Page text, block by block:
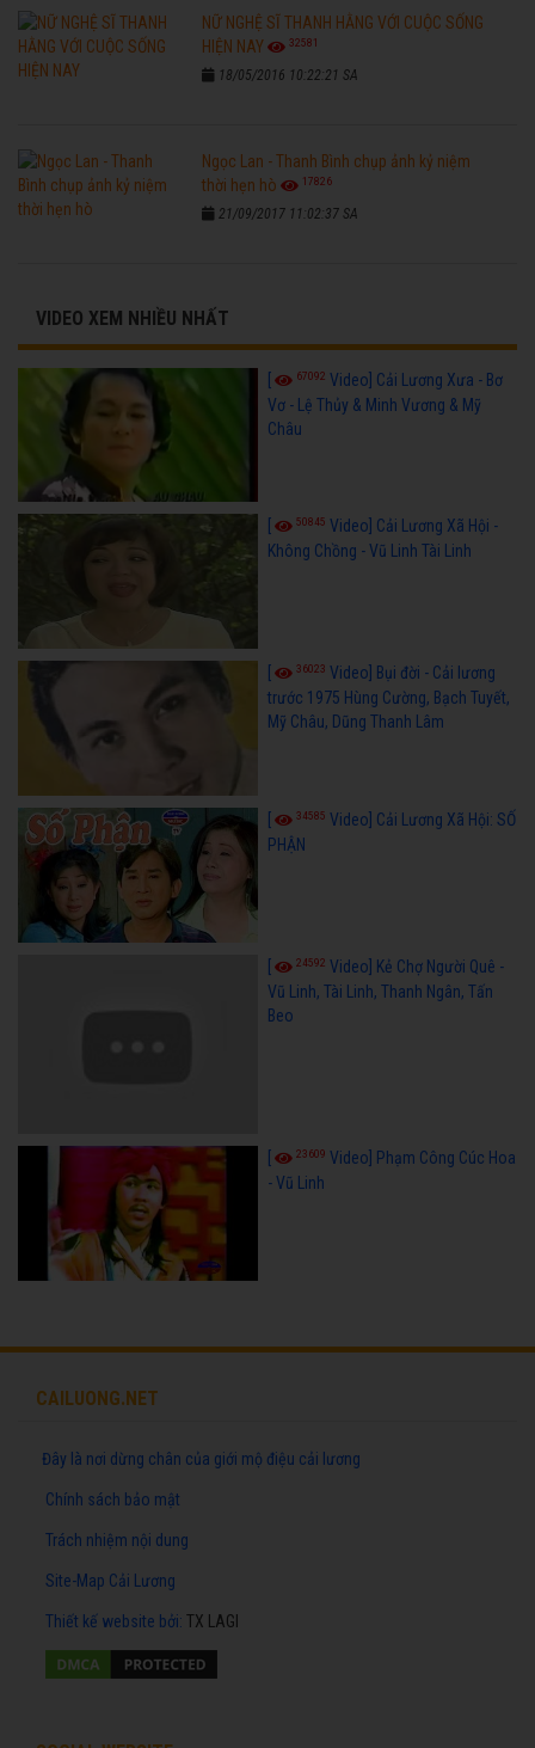
NỮ NGHỆ SĨ THANH HẰNG VỚI CUỘC SỐNG
HIỆN NAY
32581
18/05/2016 10:22:21 SA
Ngọc Lan - Thanh Bình chụp ảnh kỷ niệm
thời hẹn hò
17826
21/09/2017 11:02:37 SA
VIDEO XEM NHIỀU NHẤT
[ 67092 Video] Cải Lương Xưa - Bơ
Vơ - Lệ Thủy & Minh Vương & Mỹ
Châu
50845 Video] Cải Lương Xã Hội -
Không Chồng - Vũ Linh Tài Linh
36023 Video] Bụi đời - Cải lương
trước 1975 Hùng Cường, Bạch Tuyết,
Mỹ Châu, Dũng Thanh Lâm
34585 Video] Cải Lương Xã Hội: SỐ
PHẬN
24592 Video] Kẻ Chợ Người Quê -
Vũ Linh, Tài Linh, Thanh Ngân, Tấn
Beo
23609 Video] Phạm Công Cúc Hoa
- Vũ Linh
CAILUONG.NET
Đây là nơi dừng chân của giới mộ điệu cải lương
Chính sách bảo mật
Trách nhiệm nội dung
Site-Map Cải Lương
Thiết kế website bởi: TX LAGI